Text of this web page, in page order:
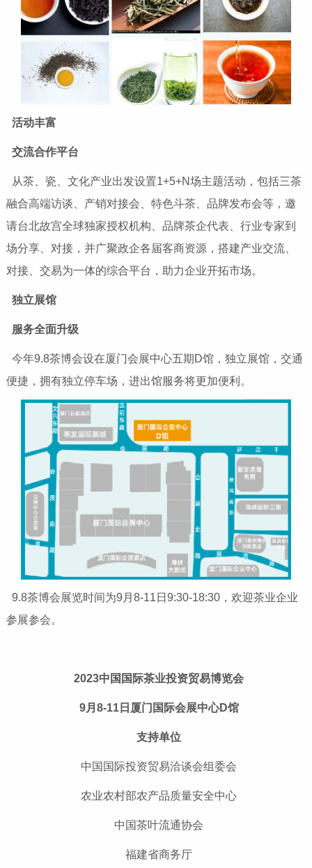
活动丰富
交流合作平台
从茶、瓷、文化产业出发设置1+5+N场主题活动，包括三茶
融合高端访谈、产销对接会、特色斗茶、品牌发布会等，邀
请台北故宫全球独家授权机构、品牌茶企代表、行业专家到
场分享、对接，并广聚政企各届客商资源，搭建产业交流、
对接、交易为一体的综合平台，助力企业开拓市场。
独立展馆
服务全面升级
今年9.8茶博会设在厦门会展中心五期D馆，独立展馆，交通
便捷，拥有独立停车场，进出馆服务将更加便利。
9.8茶博会展览时间为9月8-11日9:30-18:30，欢迎茶业企业
参展参会。
2023中国国际茶业投资贸易博览会
9月8-11日厦门国际会展中心D馆
支持单位
中国国际投资贸易洽谈会组委会
农业农村部农产品质量安全中心
中国茶叶流通协会
福建省商务厅